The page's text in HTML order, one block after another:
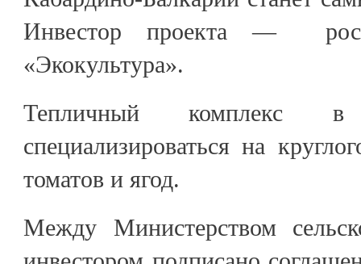
Инвестор проекта —
«Экокультура».
Тепличный комплекс
специализироваться на
томатов и ягод.
Между Министерством